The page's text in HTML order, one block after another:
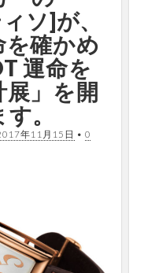
ソ]が、
を確かめ
運命を
」を開
。
年11月15日 • 0